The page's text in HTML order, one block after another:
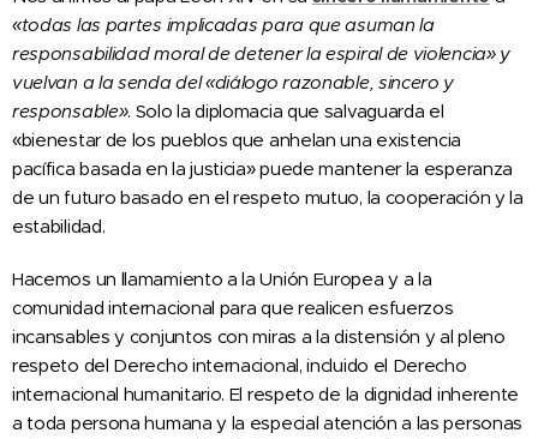
«todas las partes implicadas para que asuman la
responsabilidad moral de detener la espiral de violencia» y
vuelvan a la senda del «diálogo razonable, sincero y
responsable». Solo la diplomacia que salvaguarda el
«bienestar de los pueblos que anhelan una existencia
pacífica basada en la justicia» puede mantener la esperanza
de un futuro basado en el respeto mutuo, la cooperación y la
estabilidad.
Hacemos un llamamiento a la Unión Europea y a la
comunidad internacional para que realicen esfuerzos
incansables y conjuntos con miras a la distensión y al pleno
respeto del Derecho internacional, incluido el Derecho
internacional humanitario. El respeto de la dignidad inherente
a toda persona humana y la especial atención a las personas